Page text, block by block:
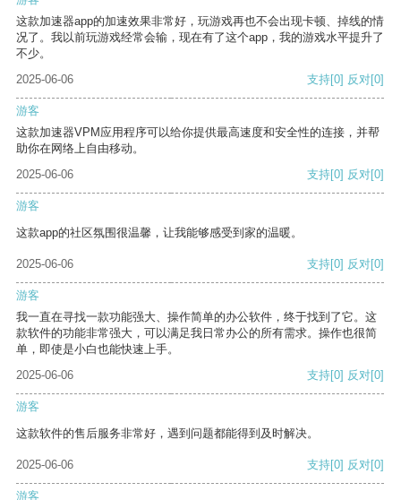
这款加速器app的加速效果非常好，玩游戏再也不会出现卡顿、掉线的情
况了。我以前玩游戏经常会输，现在有了这个app，我的游戏水平提升了
不少。
2025-06-06
支持[0] 反对[0]
游客
这款加速器VPM应用程序可以给你提供最高速度和安全性的连接，并帮
助你在网络上自由移动。
2025-06-06
支持[0] 反对[0]
游客
这款app的社区氛围很温馨，让我能够感受到家的温暖。
2025-06-06 支持[0] 反对[0]
游客
我一直在寻找一款功能强大、操作简单的办公软件，终于找到了它。这
款软件的功能非常强大，可以满足我日常办公的所有需求。操作也很简
单，即使是小白也能快速上手。
2025-06-06
支持[0] 反对[0]
游客
这款软件的售后服务非常好，遇到问题都能得到及时解决。
2025-06-06 支持[0] 反对[0]
游客